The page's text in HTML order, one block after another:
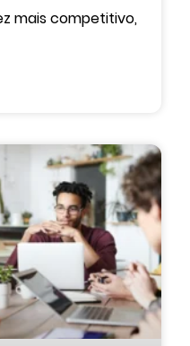
mais competitivo,